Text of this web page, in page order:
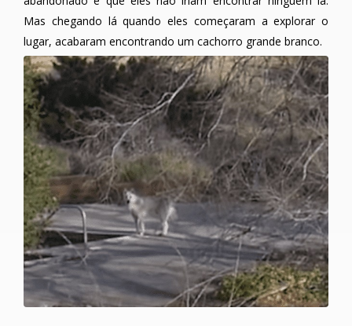
Mas chegando lá quando eles começaram a explorar o
lugar, acabaram encontrando um cachorro grande branco.